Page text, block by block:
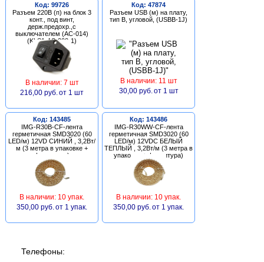
Код: 99726
Разъем 220В (п) на блок 3
конт., под винт,
держ.предохр.,с
выключателем (AC-014)
(KLS1-AS-303-1)
В наличии: 7 шт
216,00 руб. от 1 шт
Код: 47874
Разъем USB (м) на плату,
тип В, угловой, (USBB-1J)
В наличии: 11 шт
30,00 руб. от 1 шт
Код: 143485
IMG-R30B-CF-лента
герметичная SMD3020 (60
LED/м) 12VD СИНИЙ , 3,2Вт/
м (3 метра в упаковке +
фурнитура)
В наличии: 10 упак.
350,00 руб. от 1 упак.
Код: 143486
IMG-R30WW-CF-лента
герметичная SMD3020 (60
LED/м) 12VDC БЕЛЫЙ
ТЕПЛЫЙ , 3,2Вт/м (3 метра в
упаковке + фурнитура)
В наличии: 10 упак.
350,00 руб. от 1 упак.
Телефоны: